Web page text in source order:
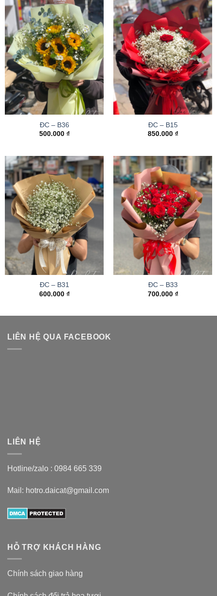
ĐC – B36
500.000 ₫
ĐC – B15
850.000 ₫
ĐC – B31
600.000 ₫
ĐC – B33
700.000 ₫
LIÊN HỆ QUA FACEBOOK
LIÊN HỆ
Hotline/zalo : 0984 665 339
Mail: hotro.daicat@gmail.com
HỖ TRỢ KHÁCH HÀNG
Chính sách giao hàng